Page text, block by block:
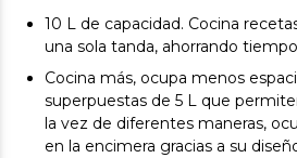
10 L de capacidad. Cocina
una sola tanda, ahorrando
Cocina más, ocupa menos
superpuestas de 5 L que
la vez de diferentes maneras,
en la encimera gracias a su